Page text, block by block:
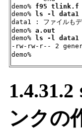
demo% f95 tlink.f
demo%
ls -l data1
data1 : ファイルもデ
demo% a.out
demo%
ls -l data1
-rw-rw-r-- 2
demo%
1.4.31.2
ンクの